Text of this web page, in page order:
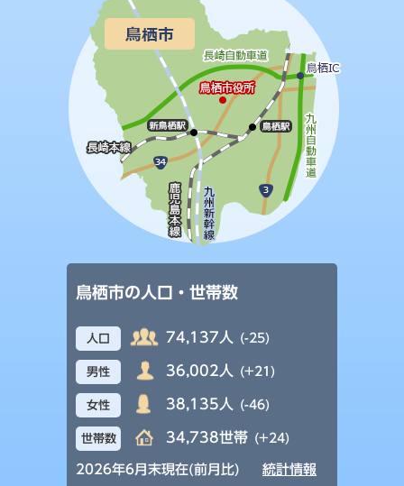
鳥栖市の人口・世帯数
人口 74,137人 (-25)
男性 36,002人 (+21)
女性 38,135人 (-46)
世帯数 34,738世帯 (+24)
2026年6月末現在(前月比) 統計情報